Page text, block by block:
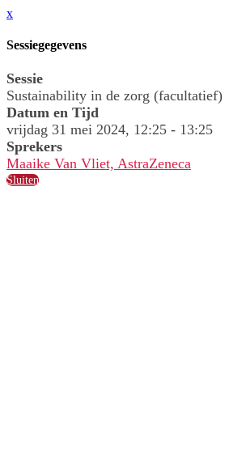
x
Sessiegegevens
Sessie
Sustainability in de zorg (facultatief)
Datum en Tijd
vrijdag 31 mei 2024, 12:25 - 13:25
Sprekers
Maaike Van Vliet, AstraZeneca
Sluiten